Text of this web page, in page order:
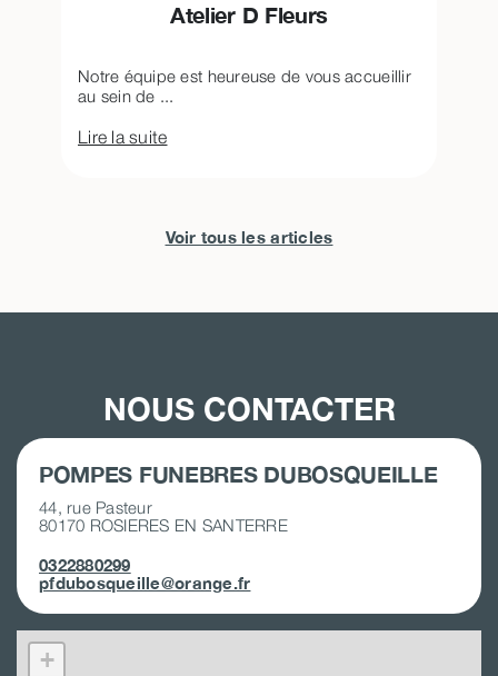
Atelier D Fleurs
Notre équipe est heureuse de vous accueillir
au sein de ...
Lire la suite
Voir tous les articles
NOUS CONTACTER
POMPES FUNEBRES DUBOSQUEILLE
44, rue Pasteur
80170 ROSIERES EN SANTERRE
0322880299
pfdubosqueille@orange.fr
+